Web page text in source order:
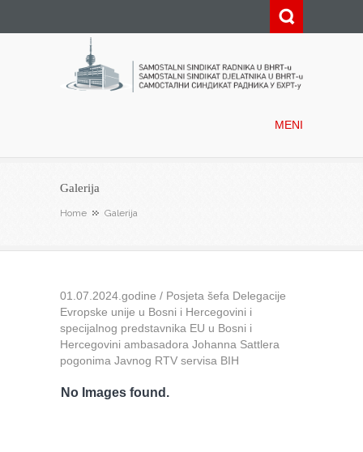
MENI
Galerija
Home Galerija
01.07.2024.godine / Posjeta šefa Delegacije
Evropske unije u Bosni i Hercegovini i
specijalnog predstavnika EU u Bosni i
Hercegovini ambasadora Johanna Sattlera
pogonima Javnog RTV servisa BIH
No Images found.